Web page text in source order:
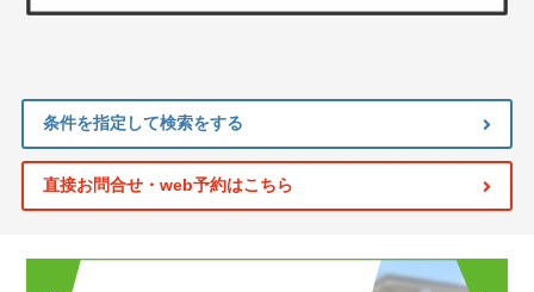
条件を指定して検索をする
直接お問合せ・web予約はこちら